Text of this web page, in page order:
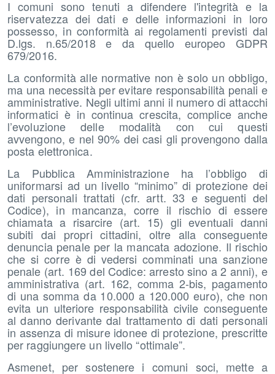
I comuni sono tenuti a difendere l'integrità e la
riservatezza dei dati e delle informazioni in loro
possesso, in conformità ai regolamenti previsti dal
D.lgs. n.65/2018 e da quello europeo GDPR
679/2016.
La conformità alle normative non è solo un obbligo,
ma una necessità per evitare responsabilità penali e
amministrative. Negli ultimi anni il numero di attacchi
informatici è in continua crescita, complice anche
l’evoluzione delle modalità con cui questi
avvengono, e nel 90% dei casi gli provengono dalla
posta elettronica.
La Pubblica Amministrazione ha l’obbligo di
uniformarsi ad un livello “minimo” di protezione dei
dati personali trattati (cfr. artt. 33 e seguenti del
Codice), in mancanza, corre il rischio di essere
chiamata a risarcire (art. 15) gli eventuali danni
subiti dai propri cittadini, oltre alla conseguente
denuncia penale per la mancata adozione. Il rischio
che si corre è di vedersi comminati una sanzione
penale (art. 169 del Codice: arresto sino a 2 anni), e
amministrativa (art. 162, comma 2-bis, pagamento
di una somma da 10.000 a 120.000 euro), che non
evita un ulteriore responsabilità civile conseguente
al danno derivante dal trattamento di dati personali
in assenza di misure idonee di protezione, prescritte
per raggiungere un livello “ottimale”.
Asmenet, per sostenere i comuni soci, mette a